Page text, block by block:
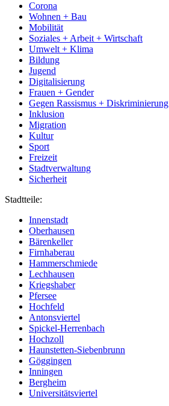
Corona
Wohnen + Bau
Mobilität
Soziales + Arbeit + Wirtschaft
Umwelt + Klima
Bildung
Jugend
Digitalisierung
Frauen + Gender
Gegen Rassismus + Diskriminierung
Inklusion
Migration
Kultur
Sport
Freizeit
Stadtverwaltung
Sicherheit
Stadtteile:
Innenstadt
Oberhausen
Bärenkeller
Firnhaberau
Hammerschmiede
Lechhausen
Kriegshaber
Pfersee
Hochfeld
Antonsviertel
Spickel-Herrenbach
Hochzoll
Haunstetten-Siebenbrunn
Göggingen
Inningen
Bergheim
Universitätsviertel